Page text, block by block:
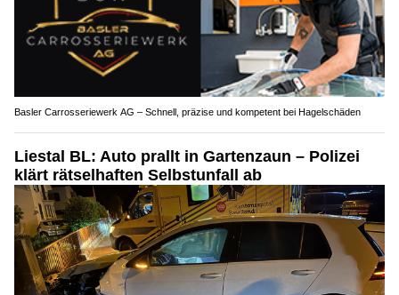
Basler Carrosseriewerk AG – Schnell, präzise und kompetent bei Hagelschäden
Liestal BL: Auto prallt in Gartenzaun – Polizei
klärt rätselhaften Selbstunfall ab